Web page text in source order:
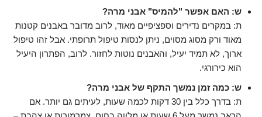
ש: האם אפשר "להמיס" אבני מרה?
ת: במקרים נדירים וספציפיים מאוד, לרוב מדובר באבנים קטנות
מאוד ורק מסוג מסוים, ניתן לנסות טיפול תרופתי. אבל זהו טיפול
ארוך, לא תמיד יעיל, והאבנים נוטות לחזור. לרוב, הפתרון היעיל
הוא כירורגי.
ש: כמה זמן נמשך התקף של אבני מרה?
ת: בדרך כלל בין 30 דקות לכמה שעות, לעיתים גם יותר. אם